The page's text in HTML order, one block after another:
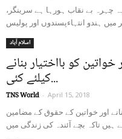
چہرہ بے نقاب ہورہا ہے سرینگر،
اسلام آباد
کو بااختیار بنانے
کیلئے کئی...
TNS World - April 15, 2018
اور خواتین کے حقوق کے مضامین